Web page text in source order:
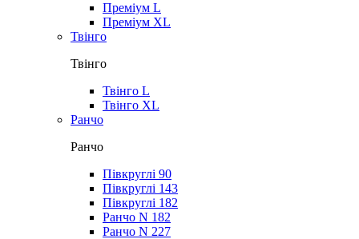
Преміум L
Преміум XL
Твінго
Твінго
Твінго L
Твінго XL
Ранчо
Ранчо
Півкруглі 90
Півкруглі 143
Півкруглі 182
Ранчо N 182
Ранчо N 227